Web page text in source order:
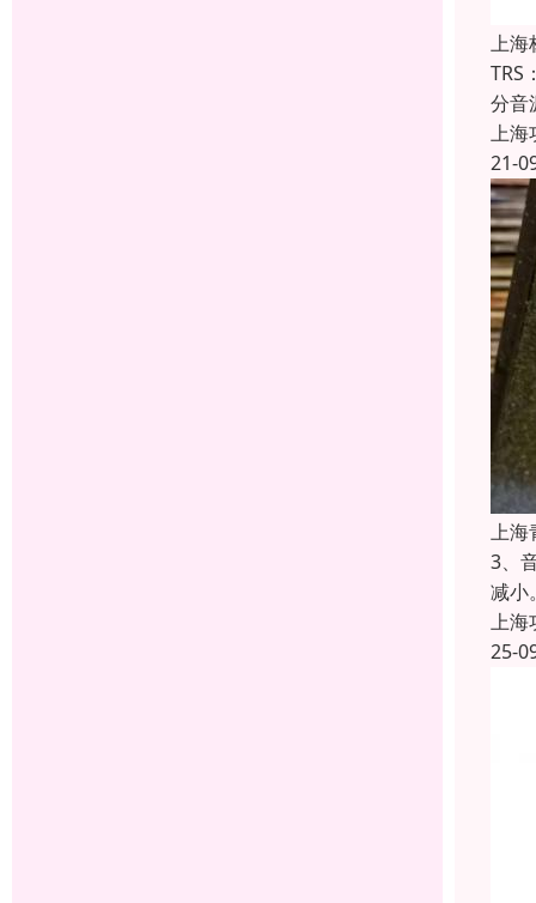
上海
TRS
分音
上海
21-
上海
3、
减小
上海
25-